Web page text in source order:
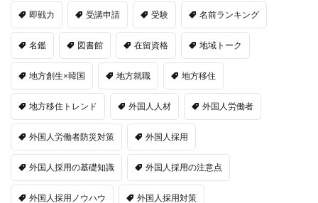
即戦力 受講申請 受験 名前ランキング
名鑑 図書館 在留資格 地域トーク
地方創生×韓国 地方就職 地方移住
地方移住トレンド 外国人人材 外国人労働者
外国人労働者防災対策 外国人採用
外国人採用の基礎知識 外国人採用の注意点
外国人採用ノウハウ 外国人採用対策